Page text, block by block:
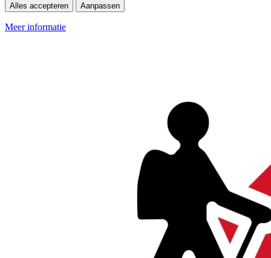
Alles accepteren Aanpassen
Meer informatie